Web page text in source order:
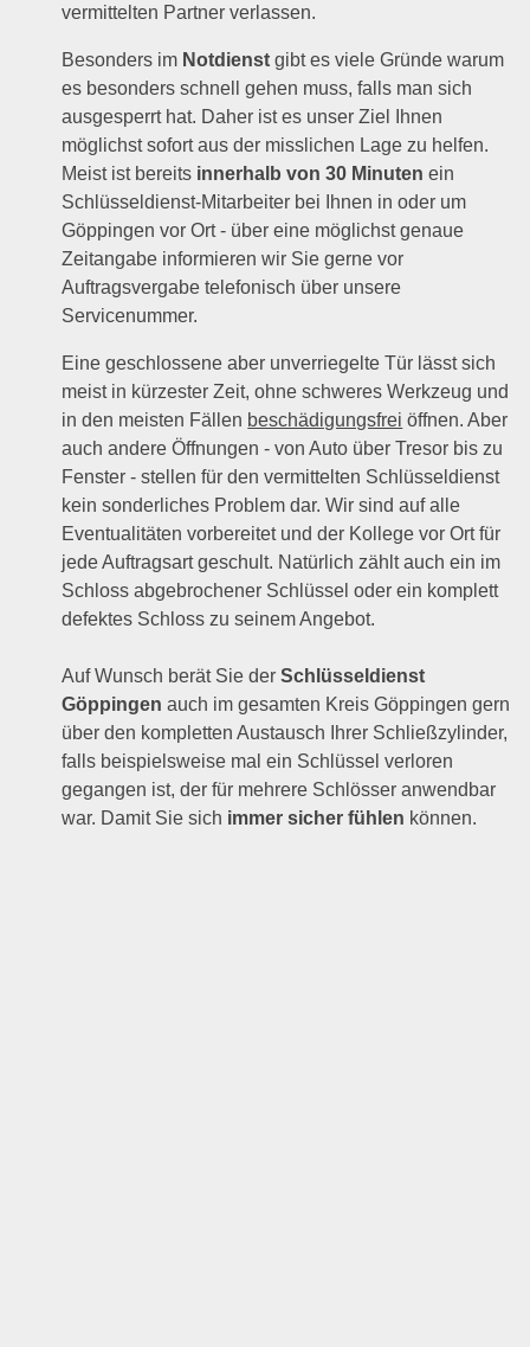
vermittelten Partner verlassen.
Besonders im Notdienst gibt es viele Gründe warum
es besonders schnell gehen muss, falls man sich
ausgesperrt hat. Daher ist es unser Ziel Ihnen
möglichst sofort aus der misslichen Lage zu helfen.
Meist ist bereits innerhalb von 30 Minuten ein
Schlüsseldienst-Mitarbeiter bei Ihnen in oder um
Göppingen vor Ort - über eine möglichst genaue
Zeitangabe informieren wir Sie gerne vor
Auftragsvergabe telefonisch über unsere
Servicenummer.
Eine geschlossene aber unverriegelte Tür lässt sich
meist in kürzester Zeit, ohne schweres Werkzeug und
in den meisten Fällen beschädigungsfrei öffnen. Aber
auch andere Öffnungen - von Auto über Tresor bis zu
Fenster - stellen für den vermittelten Schlüsseldienst
kein sonderliches Problem dar. Wir sind auf alle
Eventualitäten vorbereitet und der Kollege vor Ort für
jede Auftragsart geschult. Natürlich zählt auch ein im
Schloss abgebrochener Schlüssel oder ein komplett
defektes Schloss zu seinem Angebot.
Auf Wunsch berät Sie derSchlüsseldienst
Göppingen auch im gesamten Kreis Göppingen gern
über den kompletten Austausch Ihrer Schließzylinder,
falls beispielsweise mal ein Schlüssel verloren
gegangen ist, der für mehrere Schlösser anwendbar
war. Damit Sie sich immer sicher fühlen können.